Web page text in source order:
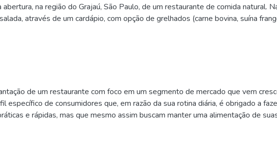
na região do Grajaú, São Paulo, de um restaurante de comida natural.
através de um cardápio, com opção de grelhados (carne bovina, suína
de um restaurante com foco em um segmento de mercado que vem
de consumidores que, em razão da sua rotina diária, é obrigado a
e rápidas, mas que mesmo assim buscam manter uma alimentação de